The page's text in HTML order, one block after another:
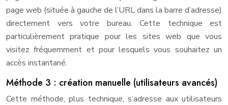
page web (située à gauche de l’URL dans la barre d’adresse)
directement vers votre bureau. Cette technique est
particulièrement pratique pour les sites web que vous
visitez fréquemment et pour lesquels vous souhaitez un
accès instantané.
Méthode 3 : création manuelle (utilisateurs avancés)
Cette méthode, plus technique, s’adresse aux utilisateurs